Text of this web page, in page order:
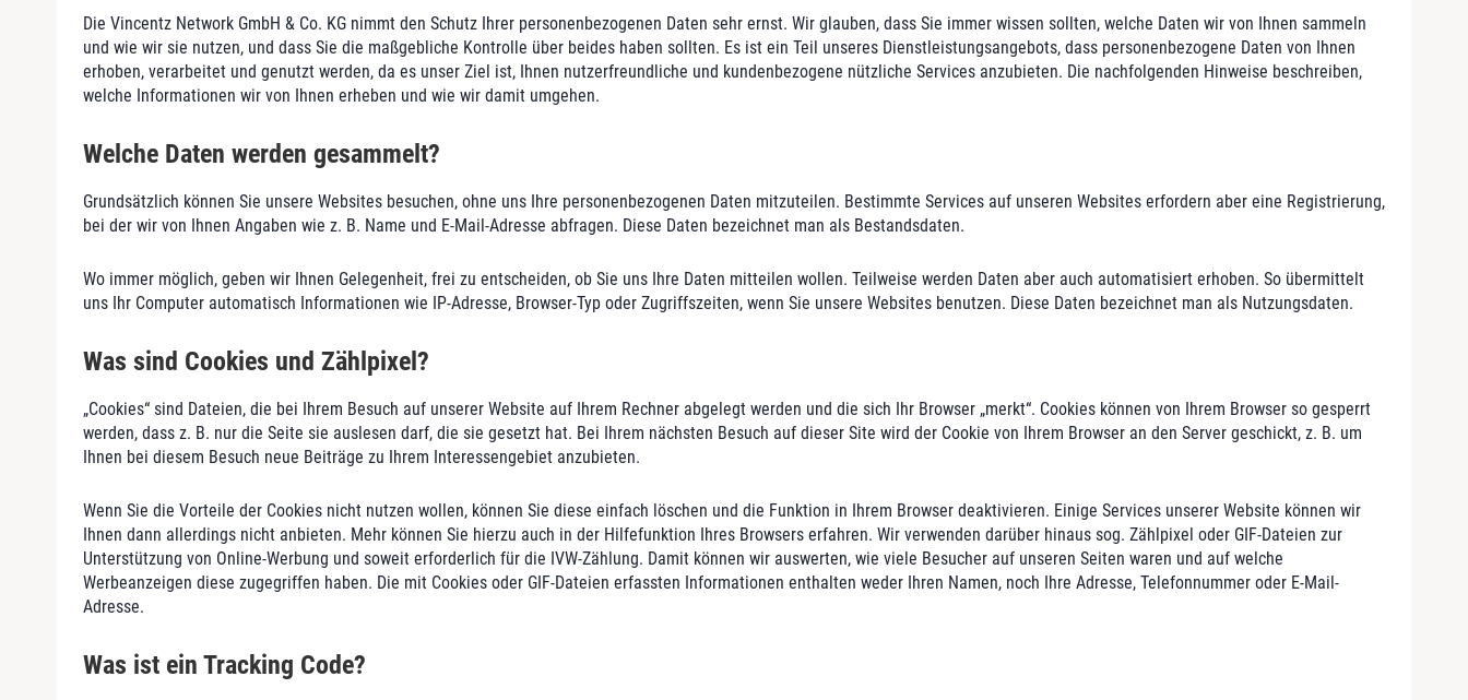
Die Vincentz Network GmbH & Co. KG nimmt den Schutz Ihrer personenbezogenen Daten sehr ernst. Wir glauben, dass Sie immer wissen sollten, welche Daten wir von Ihnen sammeln
und wie wir sie nutzen, und dass Sie die maßgebliche Kontrolle über beides haben sollten. Es ist ein Teil unseres Dienstleistungsangebots, dass personenbezogene Daten von Ihnen
erhoben, verarbeitet und genutzt werden, da es unser Ziel ist, Ihnen nutzerfreundliche und kundenbezogene nützliche Services anzubieten. Die nachfolgenden Hinweise beschreiben,
welche Informationen wir von Ihnen erheben und wie wir damit umgehen.
Welche Daten werden gesammelt?
Grundsätzlich können Sie unsere Websites besuchen, ohne uns Ihre personenbezogenen Daten mitzuteilen. Bestimmte Services auf unseren Websites erfordern aber eine Registrierung,
bei der wir von Ihnen Angaben wie z. B. Name und E-Mail-Adresse abfragen. Diese Daten bezeichnet man als Bestandsdaten.
Wo immer möglich, geben wir Ihnen Gelegenheit, frei zu entscheiden, ob Sie uns Ihre Daten mitteilen wollen. Teilweise werden Daten aber auch automatisiert erhoben. So übermittelt
uns Ihr Computer automatisch Informationen wie IP-Adresse, Browser-Typ oder Zugriffszeiten, wenn Sie unsere Websites benutzen. Diese Daten bezeichnet man als Nutzungsdaten.
Was sind Cookies und Zählpixel?
„Cookies“ sind Dateien, die bei Ihrem Besuch auf unserer Website auf Ihrem Rechner abgelegt werden und die sich Ihr Browser „merkt“. Cookies können von Ihrem Browser so gesperrt
werden, dass z. B. nur die Seite sie auslesen darf, die sie gesetzt hat. Bei Ihrem nächsten Besuch auf dieser Site wird der Cookie von Ihrem Browser an den Server geschickt, z. B. um
Ihnen bei diesem Besuch neue Beiträge zu Ihrem Interessengebiet anzubieten.
Wenn Sie die Vorteile der Cookies nicht nutzen wollen, können Sie diese einfach löschen und die Funktion in Ihrem Browser deaktivieren. Einige Services unserer Website können wir
Ihnen dann allerdings nicht anbieten. Mehr können Sie hierzu auch in der Hilfefunktion Ihres Browsers erfahren. Wir verwenden darüber hinaus sog. Zählpixel oder GIF-Dateien zur
Unterstützung von Online-Werbung und soweit erforderlich für die IVW-Zählung. Damit können wir auswerten, wie viele Besucher auf unseren Seiten waren und auf welche
Werbeanzeigen diese zugegriffen haben. Die mit Cookies oder GIF-Dateien erfassten Informationen enthalten weder Ihren Namen, noch Ihre Adresse, Telefonnummer oder E-Mail-
Adresse.
Was ist ein Tracking Code?